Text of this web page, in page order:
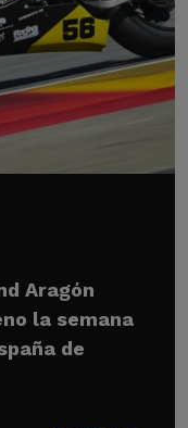
Aragón
la semana
de